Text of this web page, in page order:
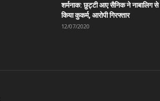
शर्मनाक: छुट्टी आए सैनिक ने नाबालिग से
किया कुकर्म, आरोपी गिरफ्तार
12/07/2020